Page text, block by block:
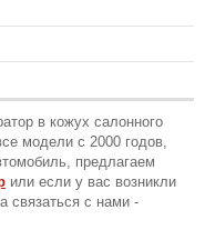
в кожух салонного
модели с 2000 годов,
предлагаем
или если у вас возникли
связаться с нами -